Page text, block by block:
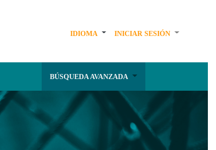
IDIOMA INICIAR SESIÓN
BÚSQUEDA AVANZADA